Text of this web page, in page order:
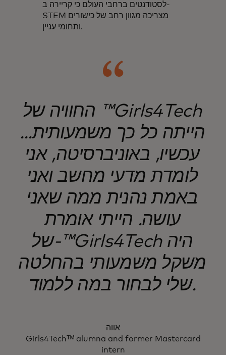
לסטודנטים ברחבי העולם כי קריירה ב-
STEM מצריכה מגוון רחב של כישורים
ותחומי עניין.
החוויה של ™Girls4Tech
הייתה כל כך משמעותית...
עכשיו, באוניברסיטה, אני
לומדת מדעי מחשב ואני
באמת נהנית ממה שאני
עושה. הייתי אומרת
של-™Girls4Tech היה
משקל משמעותי בהחלטה
שלי לבחור במה ללמוד.
אווה
Girls4Techᵀᴹ alumna and former Mastercard
intern